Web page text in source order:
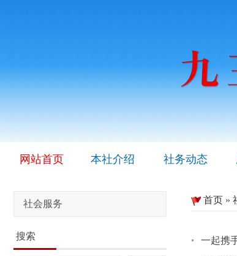
网站首页 本社介绍 社务动态
社会服务
搜索
首页 »
一起携